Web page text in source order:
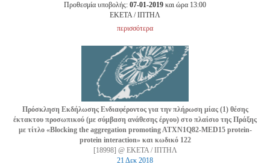
Προθεσμία υποβολής: 07-01-2019 και ώρα 13:00
EKETA / ΙΠΤΗΛ
περισσότερα
Πρόσκληση Εκδήλωσης Ενδιαφέροντος για την πλήρωση μίας (1) θέσης
έκτακτου προσωπικού (με σύμβαση ανάθεσης έργου) στο πλαίσιο της Πράξης
με τίτλο «Blocking the aggregation promoting ATXN1Q82-MED15 protein-
protein interaction» και κωδικό 122
[18998] @ ΕΚΕΤΑ / ΙΠΤΗΛ
21 Δεκ 2018